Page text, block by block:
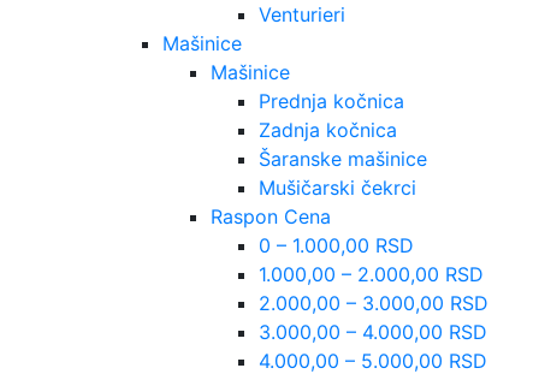
Venturieri
Mašinice
Mašinice
Prednja kočnica
Zadnja kočnica
Šaranske mašinice
Mušičarski čekrci
Raspon Cena
0 – 1.000,00 RSD
1.000,00 – 2.000,00 RSD
2.000,00 – 3.000,00 RSD
3.000,00 – 4.000,00 RSD
4.000,00 – 5.000,00 RSD